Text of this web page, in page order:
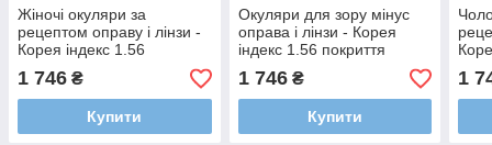
Жіночі окуляри за
рецептом оправу і лінзи -
Корея індекс 1.56
покриття HMC/EMI/UV400
(мінус/сфера/астигматика)
1 746 ₴
Купити
Окуляри для зору мінус
оправа і лінзи - Корея
індекс 1.56 покриття
рецептом/сфера/
астигматика)
1 746₴
Купити
1